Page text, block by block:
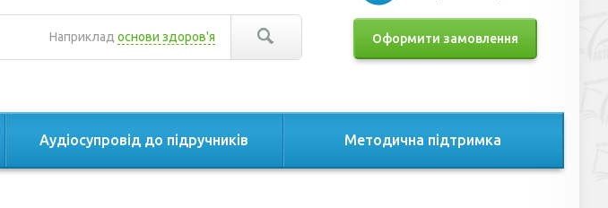
Наприклад основи здоров'я Оформити замовлення
Аудіосупровід до підручників Методична підтримка